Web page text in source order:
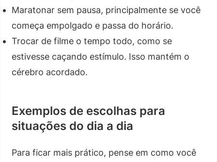
Maratonar sem pausa, principalmente se você
começa empolgado e passa do horário.
Trocar de filme o tempo todo, como se
estivesse caçando estímulo. Isso mantém o
cérebro acordado.
Exemplos de escolhas para
situações do dia a dia
Para ficar mais prático, pense em como você